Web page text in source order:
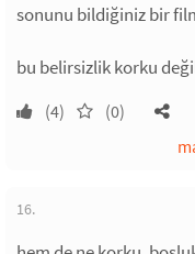
sonunu bildiğiniz bir
bu belirsizlik korku
(4) (0)
16.